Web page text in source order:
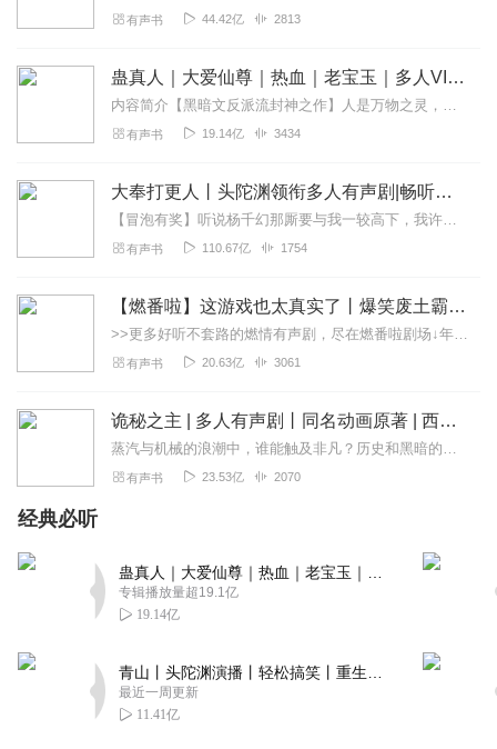
有声书 44.42亿 2813
蛊真人｜大爱仙尊｜热血｜老宝玉｜多人VIP免费有声剧
内容简介【黑暗文反派流封神之作】人是万物之灵，蛊是天地真精。一个穿越者不断重生的故事。一个养蛊、炼蛊、用蛊的奇特世界。配音组（男角色）老宝玉旁白...
有声书 19.14亿 3434
大奉打更人丨头陀渊领衔多人有声剧|畅听全集|王鹤棣、田曦薇主演影视剧原著|卖报小郎君
【冒泡有奖】听说杨千幻那厮要与我一较高下，我许七安要开始装叉了！快进入声音播放页戳下方输入框，冒个泡偷偷告诉我，我要用哪些诗词才能胜过他？说得好的，有赏！202...
有声书 110.67亿 1754
【燃番啦】这游戏也太真实了丨爆笑废土霸榜神作丨紫襟剧社制作
>>更多好听不套路的燃情有声剧，尽在燃番啦剧场↓年度重磅推荐本专辑为VIP免费专辑每天上午10点5集更新，订阅可以听到最新内容哦！每周抽一个专辑五星优质评论送...
有声书 20.63亿 3061
诡秘之主 | 多人有声剧丨同名动画原著 | 西幻克苏鲁 | 乌贼作品
蒸汽与机械的浪潮中，谁能触及非凡？历史和黑暗的迷雾里，又是谁在耳语？我从诡秘中醒来，睁眼看见这个世界：枪械，大炮，巨舰，飞空艇，差分机；魔药，占卜，诅咒，倒吊人...
有声书 23.53亿 2070
经典必听
专辑播放量超19.1亿
19.14亿
最近一周更新
11.41亿